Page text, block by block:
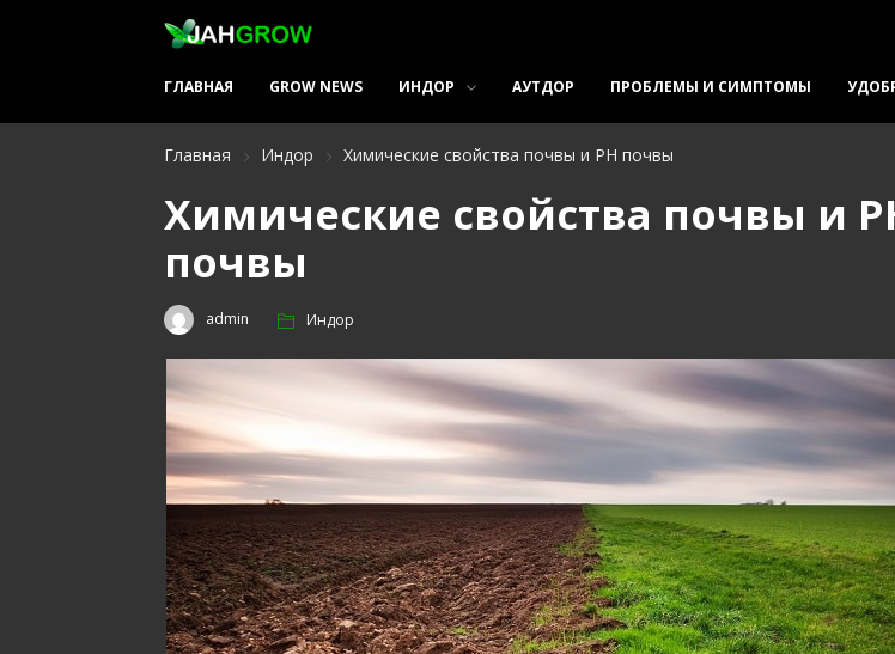
ГЛАВНАЯ GROW NEWS ИНДОР АУТДОР ПРОБЛЕМЫ И СИМПТОМЫ
Главная Индор Химические свойства почвы и РН почвы
Химические свойства почвы и
почвы
admin Индор